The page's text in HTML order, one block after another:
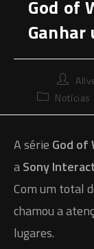
God of
Ganhar
Autor
do
post:
Categoria
Notícias
A série God of
aSony
Com um total
chamou a
lugares.